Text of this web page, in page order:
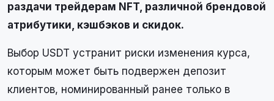
раздачи трейдерам NFT, различной брендовой
атрибутики, кэшбэков и скидок.
Выбор USDT устранит риски изменения курса,
которым может быть подвержен депозит
клиентов, номинированный ранее только в